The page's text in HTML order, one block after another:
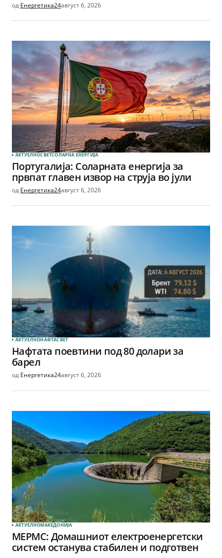
од Енергетика24август 6, 2026
АКТУЕЛНОСВЕТСОЛАРНА EНЕРГИЈА
Португалија: Соларната енергија за
првпат главен извор на струја во јули
од Енергетика24август 6, 2026
АКТУЕЛНОНАФТАСВЕТ
Нафтата поевтини под 80 долари за
барел
од Енергетика24август 6, 2026
АКТУЕЛНОМАКЕДОНИЈА
МЕРМС: Домашниот електроенергетски
систем останува стабилен и подготвен